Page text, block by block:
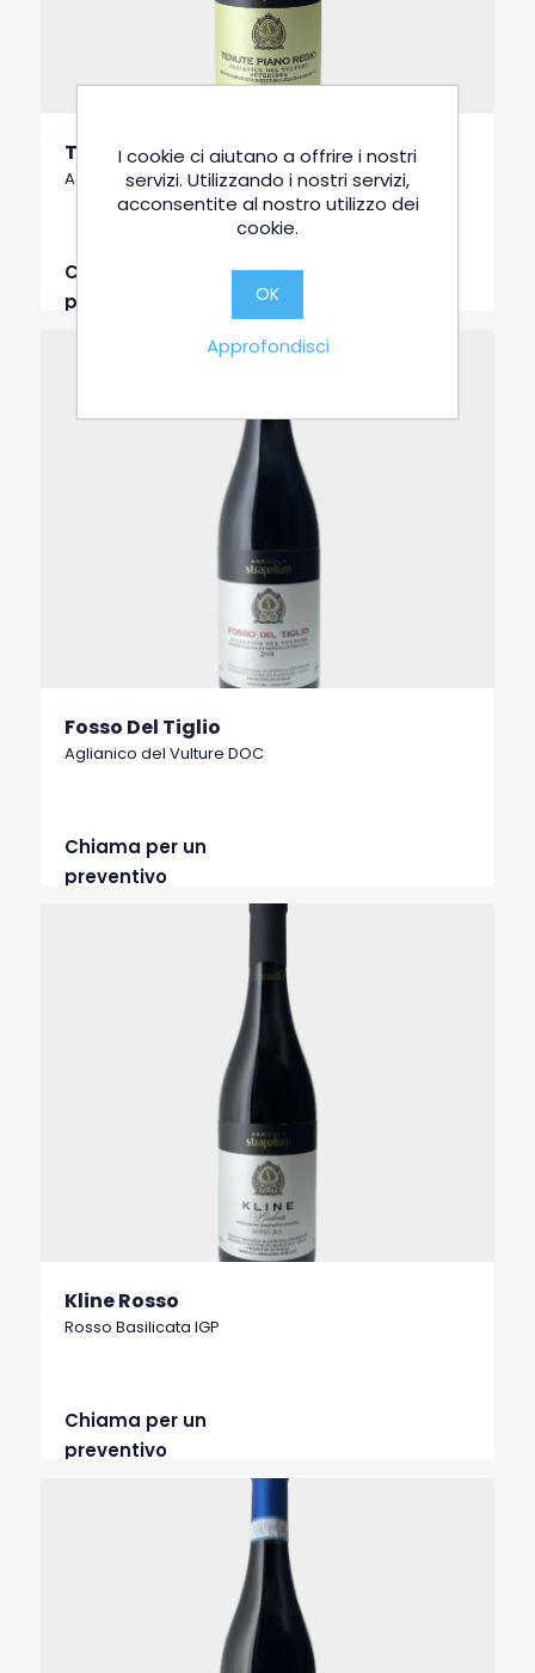
Tenute Piano Regio
Aglianico del Vulture Superiore DOCG
Chiama per un
preventivo
Fosso Del Tiglio
Aglianico del Vulture DOC
Chiama per un
preventivo
Kline Rosso
Rosso Basilicata IGP
Chiama per un
preventivo
I cookie ci aiutano a offrire i nostri
servizi. Utilizzando i nostri servizi,
acconsentite al nostro utilizzo dei
cookie.
OK
Approfondisci